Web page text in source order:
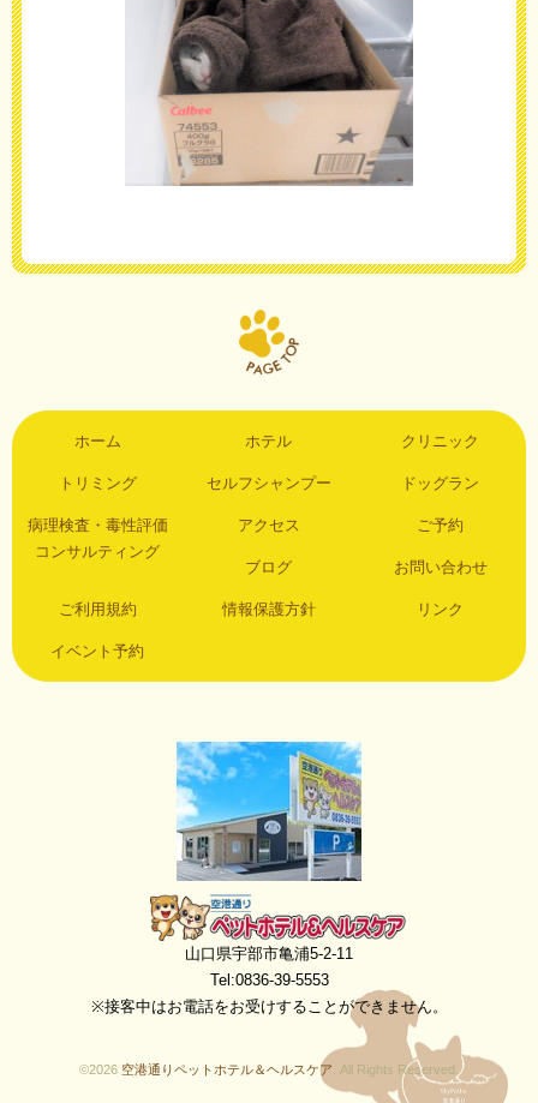
ホーム ホテル クリニック
トリミング セルフシャンプー ドッグラン
病理検査・毒性評価
コンサルティング
アクセス ご予約
ブログ お問い合わせ
ご利用規約 情報保護方針 リンク
イベント予約
空港通りペットホテル＆ヘルスケア
山口県宇部市亀浦5-2-11
Tel:0836-39-5553
※接客中はお電話をお受けすることができません。
©2026 空港通りペットホテル＆ヘルスケア . All Rights Reserved.